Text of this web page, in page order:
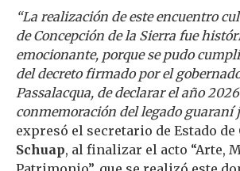
“La realización de este encuentro
de Concepción de la Sierra fue
emocionante, porque se pudo
del decreto firmado por el
Passalacqua, de declarar el año
conmemoración del legado guaraní
expresó el secretario de Estado de
Schuap, al finalizar el acto “Arte,